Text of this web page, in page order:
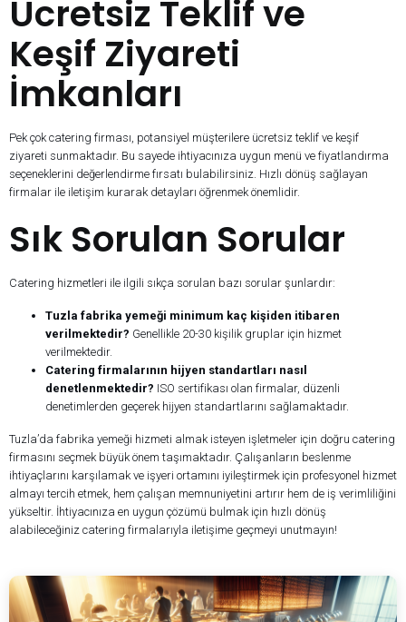
Ücretsiz Teklif ve
Keşif Ziyareti
İmkanları
Pek çok catering firması, potansiyel müşterilere ücretsiz teklif ve keşif
ziyareti sunmaktadır. Bu sayede ihtiyacınıza uygun menü ve fiyatlandırma
seçeneklerini değerlendirme fırsatı bulabilirsiniz. Hızlı dönüş sağlayan
firmalar ile iletişim kurarak detayları öğrenmek önemlidir.
Sık Sorulan Sorular
Catering hizmetleri ile ilgili sıkça sorulan bazı sorular şunlardır:
Tuzla fabrika yemeği minimum kaç kişiden itibaren
verilmektedir? Genellikle 20-30 kişilik gruplar için hizmet
verilmektedir.
Catering firmalarının hijyen standartları nasıl
denetlenmektedir? ISO sertifikası olan firmalar, düzenli
denetimlerden geçerek hijyen standartlarını sağlamaktadır.
Tuzla’da fabrika yemeği hizmeti almak isteyen işletmeler için doğru catering
firmasını seçmek büyük önem taşımaktadır. Çalışanların beslenme
ihtiyaçlarını karşılamak ve işyeri ortamını iyileştirmek için profesyonel hizmet
almayı tercih etmek, hem çalışan memnuniyetini artırır hem de iş verimliliğini
yükseltir. İhtiyacınıza en uygun çözümü bulmak için hızlı dönüş
alabileceğiniz catering firmalarıyla iletişime geçmeyi unutmayın!